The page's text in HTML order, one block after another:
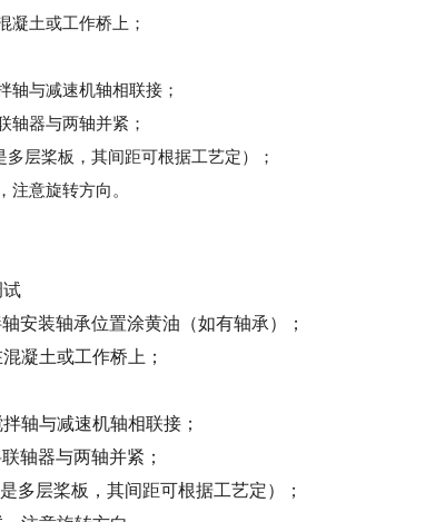
凝土或工作桥上；
轴与减速机轴相联接；
轴器与两轴并紧；
层桨板，其间距可根据工艺定）；
意旋转方向。
试
安装轴承位置涂黄油（如有轴承）；
凝土或工作桥上；
轴与减速机轴相联接；
轴器与两轴并紧；
多层桨板，其间距可根据工艺定）；